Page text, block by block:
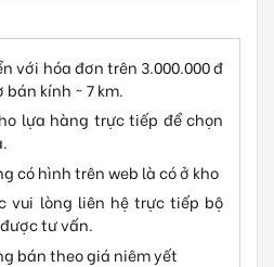
với hóa đơn trên 3.000.000 đ
kính ~ 7 km.
lựa hàng trực tiếp để chọn
có hình trên web là có ở kho
vui lòng liên hệ trực tiếp bộ
tư vấn.
bán theo giá niêm yết